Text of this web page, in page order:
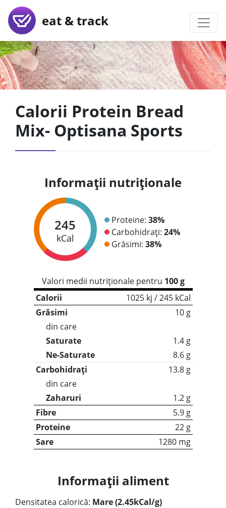
eat & track
Calorii Protein Bread
Mix- Optisana Sports
Informații nutriționale
245
kCal
Proteine: 38%
Carbohidrați: 24%
Grăsimi: 38%
Valori medii nutriționale pentru 100 g
Calorii
1025 kj / 245 kCal
Grăsimi
10 g
din care
Saturate
1.4 g
Ne-Saturate
8.6 g
Carbohidrați
13.8 g
din care
Zaharuri
1.2 g
Fibre
5.9 g
Proteine
22 g
Sare
1280 mg
Informații aliment
Densitatea calorică: Mare (2.45kCal/g)